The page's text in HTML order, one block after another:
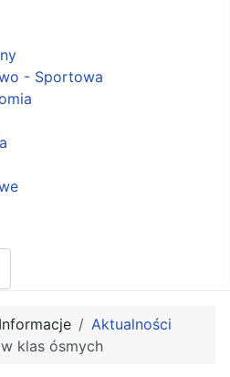
- Sportowa
Informacje
Aktualności
klas ósmych